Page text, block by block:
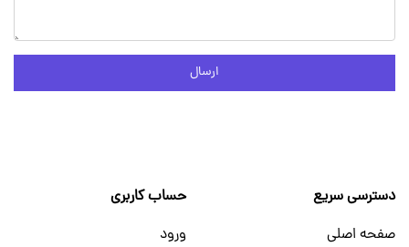
ارسال
دسترسی سریع
صفحه اصلی
حساب کاربری
ورود